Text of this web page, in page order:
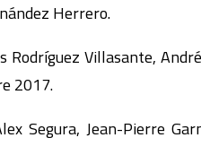
Herrero.
Rodríguez Villasante,
2017.
Segura, Jean-Pierre